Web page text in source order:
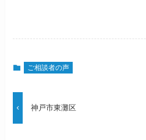
ご相談者の声
神戸市東灘区